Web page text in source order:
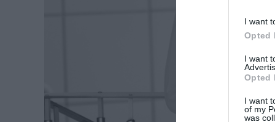
I want
Opted
I want
Opted
I want
of my
was